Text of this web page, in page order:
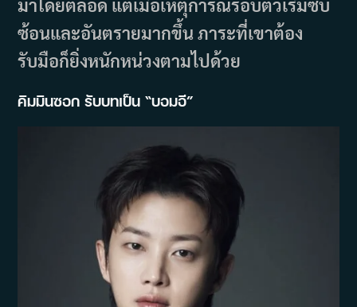
มาโดยตลอด แต่เมื่อเหตุการณ์รอบตัวเริ่มซับ
ซ้อนและอันตรายมากขึ้น ภาระที่เขาต้อง
รับมือก็ยิ่งหนักหน่วงตามไปด้วย
คิมมินซอก รับบทเป็น “บอมอี”